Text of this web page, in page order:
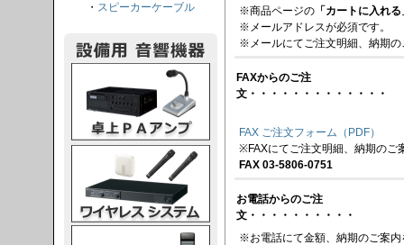
※商品ページの 「カートに入れる
※メールアドレスが必須です。
※メールにてご注文明細、納期
FAXからのご注
文・・・・・・・・・・・・・
FAX ご注文フォーム（PDF）
※FAXにてご注文明細、納期のご
FAX 03-5806-0751
お電話からのご注
文・・・・・・・・・・
※お電話にて金額、納期のご案内
・ スピーカーケーブル